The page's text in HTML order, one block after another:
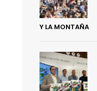
Y LA MONTAÑA